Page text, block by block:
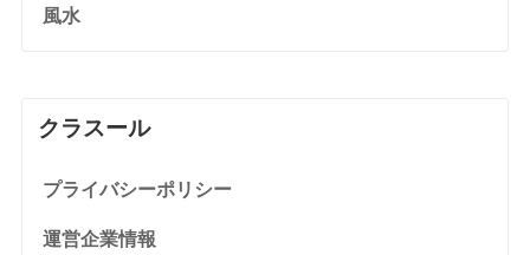
風水
クラスール
プライバシーポリシー
運営企業情報